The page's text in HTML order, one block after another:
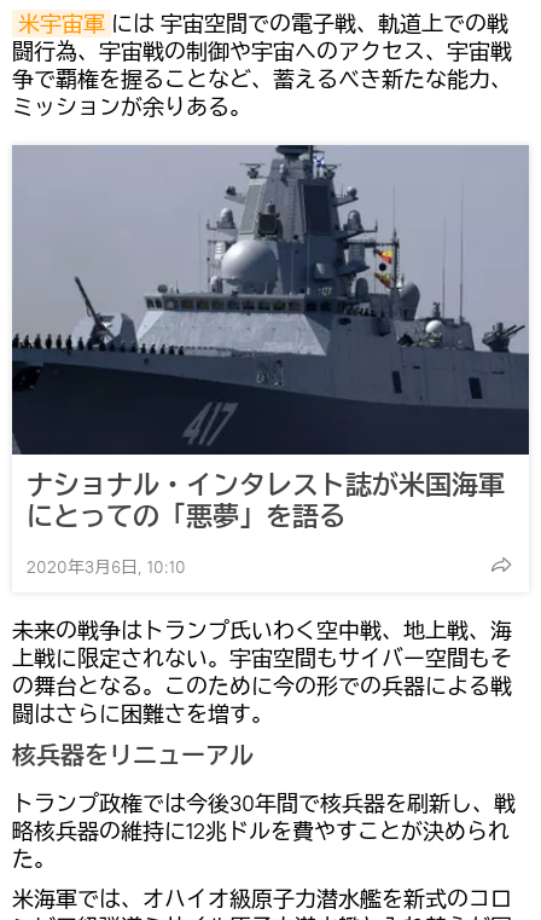
米宇宙軍 には 宇宙空間での電子戦、軌道上での戦
闘行為、宇宙戦の制御や宇宙へのアクセス、宇宙戦
争で覇権を握ることなど、蓄えるべき新たな能力、
ミッションが余りある。
ナショナル・インタレスト誌が米国海軍
にとっての「悪夢」を語る
2020年3月6日, 10:10
未来の戦争はトランプ氏いわく空中戦、地上戦、海
上戦に限定されない。宇宙空間もサイバー空間もそ
の舞台となる。このために今の形での兵器による戦
闘はさらに困難さを増す。
核兵器をリニューアル
トランプ政権では今後30年間で核兵器を刷新し、戦
略核兵器の維持に12兆ドルを費やすことが決められ
た。
米海軍では、オハイオ級原子力潜水艦を新式のコロ